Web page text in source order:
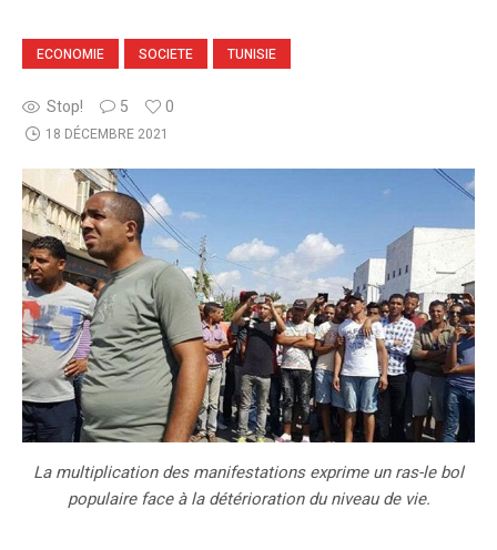
ECONOMIE SOCIETE TUNISIE
Stop! 5 0
18 DÉCEMBRE 2021
La multiplication des manifestations exprime un ras-le bol
populaire face à la détérioration du niveau de vie.